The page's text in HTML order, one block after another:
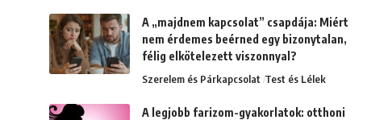
A „majdnem kapcsolat” csapdája: Miért
nem érdemes beérned egy bizonytalan,
félig elkötelezett viszonnyal?
Szerelem és Párkapcsolat Test és Lélek
A legjobb farizom-gyakorlatok: otthoni